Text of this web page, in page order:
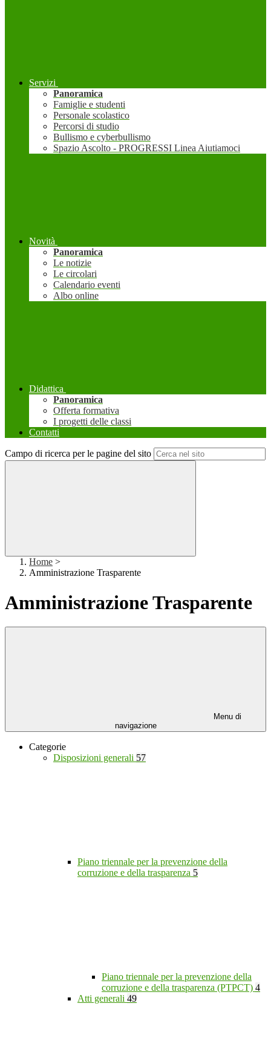
Servizi
Panoramica
Famiglie e studenti
Personale scolastico
Percorsi di studio
Bullismo e cyberbullismo
Spazio Ascolto - PROGRESSI Linea Aiutiamoci
Novità
Panoramica
Le notizie
Le circolari
Calendario eventi
Albo online
Didattica
Panoramica
Offerta formativa
I progetti delle classi
Contatti
Campo di ricerca per le pagine del sito
Home >
Amministrazione Trasparente
Amministrazione Trasparente
Menu di
navigazione
Categorie
Disposizioni generali 57
Piano triennale per la prevenzione della
corruzione e della trasparenza 5
Piano triennale per la prevenzione della
corruzione e della trasparenza (PTPCT) 4
Atti generali 49